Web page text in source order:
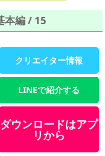
本編 / 15
クリエイター情報
LINEで紹介する
ダウンロードはアプ
リから